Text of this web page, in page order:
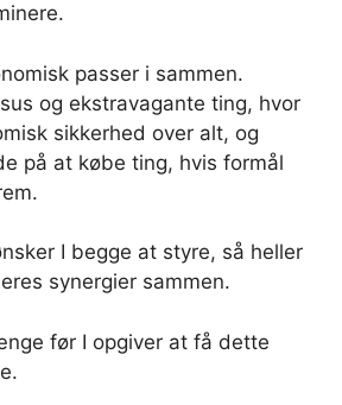
passer i sammen.
og ekstravagante ting, hvor
sikkerhed over alt, og
på at købe ting, hvis formål
I begge at styre, så heller
synergier sammen.
før I opgiver at få dette